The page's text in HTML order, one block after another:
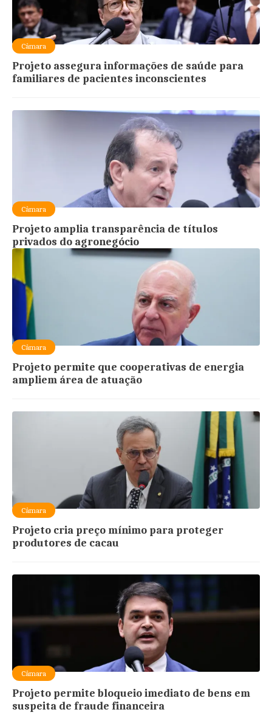
Câmara
Projeto assegura informações de saúde para
familiares de pacientes inconscientes
Câmara
Projeto amplia transparência de títulos
privados do agronegócio
Câmara
Projeto permite que cooperativas de energia
ampliem área de atuação
Câmara
Projeto cria preço mínimo para proteger
produtores de cacau
Câmara
Projeto permite bloqueio imediato de bens em
suspeita de fraude financeira